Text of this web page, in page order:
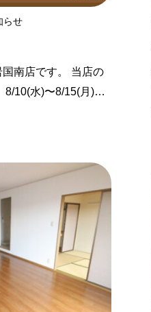
らせ
南店です。 当店の
8/10(水)〜8/15(月)…